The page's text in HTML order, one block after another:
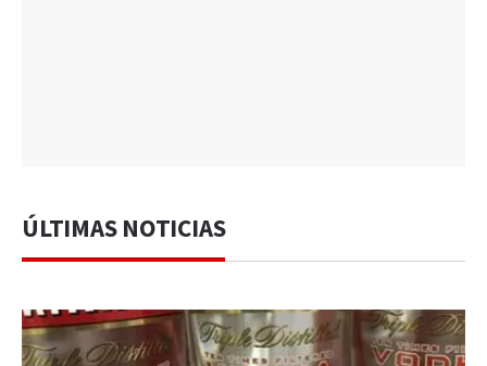
ÚLTIMAS NOTICIAS